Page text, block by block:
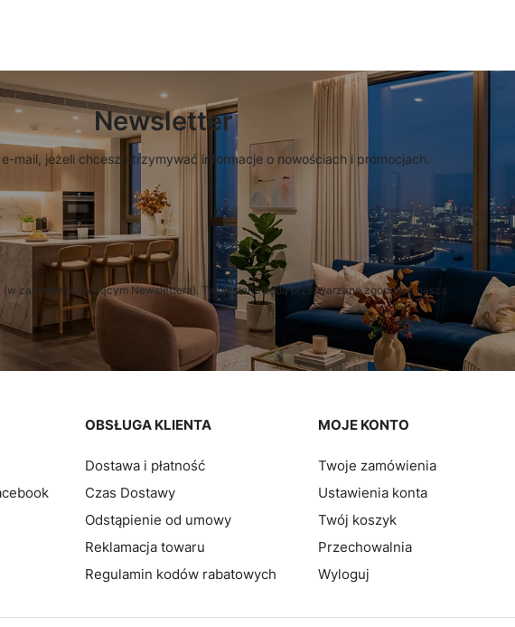
Newsletter
mail, jeżeli chcesz otrzymywać informacje o nowościach i promocjach.
(w zakresie dotyczącym Newslettera). Twoje dane będą przetwarzane zgodnie z naszą
.
OBSŁUGA KLIENTA
Dostawa i płatność
Czas Dostawy
Odstąpienie od umowy
Reklamacja towaru
Regulamin kodów rabatowych
MOJE KONTO
Twoje zamówienia
Ustawienia konta
Twój koszyk
Przechowalnia
Wyloguj